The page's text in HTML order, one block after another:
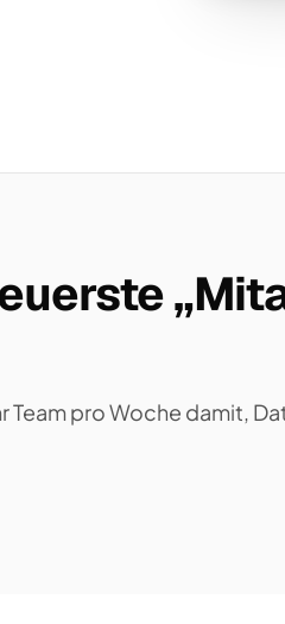
pro Woche damit,